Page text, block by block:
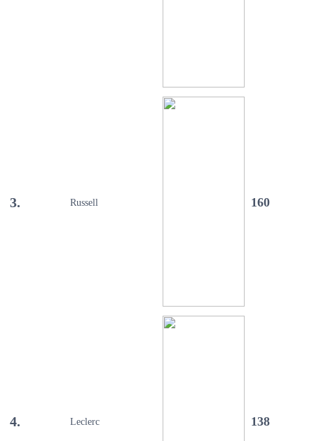
3. Russell 160
4. Leclerc 138